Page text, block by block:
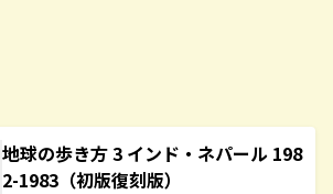
地球の歩き方 3 インド・ネパール 198
2-1983（初版復刻版）